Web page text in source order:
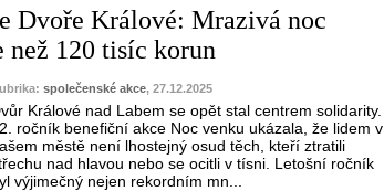
Dvoře Králové: Mrazivá noc
než 120 tisíc korun
společenské akce, 27.12.2025
Králové nad Labem se opět stal centrem solidarity.
ročník benefiční akce Noc venku ukázala, že lidem v
městě není lhostejný osud těch, kteří ztratili
nad hlavou nebo se ocitli v tísni. Letošní ročník
výjimečný nejen rekordním mn...